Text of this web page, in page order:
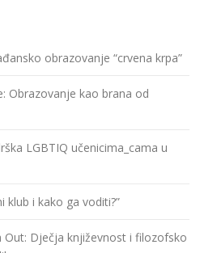
obrazovanje “crvena krpa”
Obrazovanje kao brana od
LGBTIQ učenicima_cama u
klub i kako ga voditi?”
Out: Dječja književnost i filozofsko